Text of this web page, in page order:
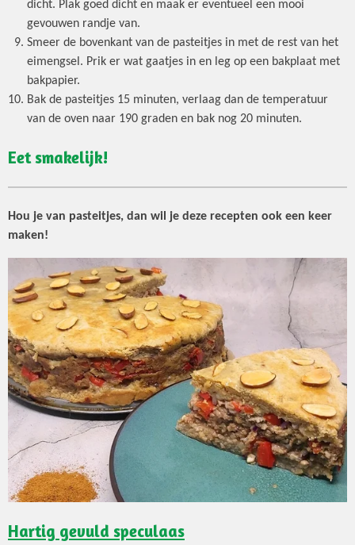
dicht. Plak goed dicht en maak er eventueel een mooi
gevouwen randje van.
Smeer de bovenkant van de pasteitjes in met de rest van het
eimengsel. Prik er wat gaatjes in en leg op een bakplaat met
bakpapier.
Bak de pasteitjes 15 minuten, verlaag dan de temperatuur
van de oven naar 190 graden en bak nog 20 minuten.
Eet smakelijk!
Hou je van pasteitjes, dan wil je deze recepten ook een keer
maken!
Hartig gevuld speculaas